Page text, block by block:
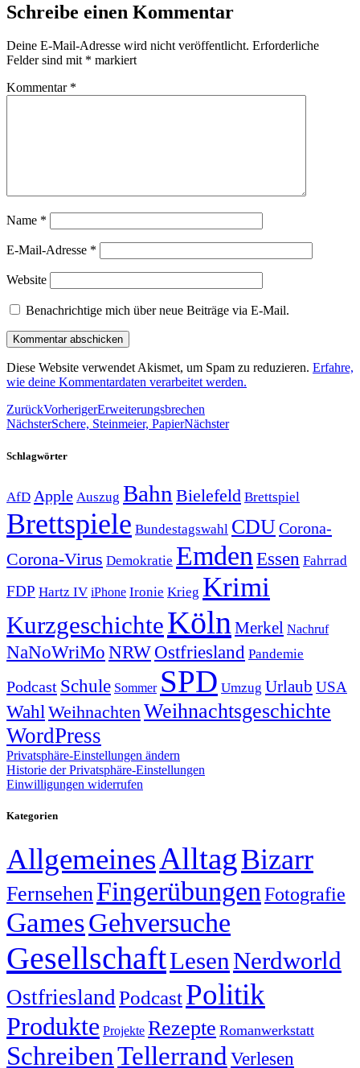
Schreibe einen Kommentar
Deine E-Mail-Adresse wird nicht veröffentlicht. Erforderliche
Felder sind mit * markiert
Kommentar *
Name *
E-Mail-Adresse *
Website
Benachrichtige mich über neue Beiträge via E-Mail.
Diese Website verwendet Akismet, um Spam zu reduzieren. Erfahre,
wie deine Kommentardaten verarbeitet werden.
ZurückVorherigerErweiterungsbrechen
NächsterSchere, Steinmeier, PapierNächster
Schlagwörter
AfD Apple Auszug Bahn Bielefeld Brettspiel
Brettspiele Bundestagswahl CDUCorona-
Corona-Virus Demokratie Emden Essen Fahrrad
FDP Hartz IV iPhone Ironie Krieg Krimi
KurzgeschichteKöln Merkel Nachruf
NaNoWriMo NRWOstfriesland Pandemie
Podcast Schule Sommer SPD Umzug Urlaub USA
Wahl Weihnachten Weihnachtsgeschichte
WordPress
Privatsphäre-Einstellungen ändern
Historie der Privatsphäre-Einstellungen
Einwilligungen widerrufen
Kategorien
AllgemeinesAlltagBizarr
FernsehenFingerübungen Fotografie
GamesGehversuche
GesellschaftLesenNerdworld
OstfrieslandPodcastPolitik
Produkte Projekte Rezepte Romanwerkstatt
SchreibenTellerrand Verlesen